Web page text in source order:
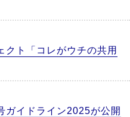
クト「コレがウチの共用
ガイドライン2025が公開